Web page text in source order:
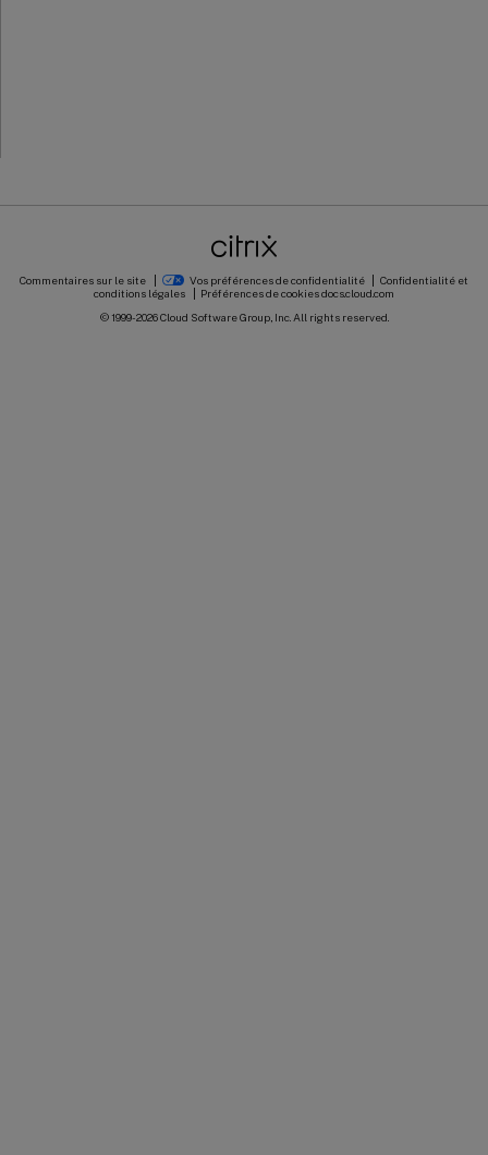
Commentaires sur le site Vos préférences de confidentialité
Confidentialité et
conditions légales
Préférences de cookiesdocs.cloud.com
© 1999-2026Cloud Software Group, Inc. All rights reserved.